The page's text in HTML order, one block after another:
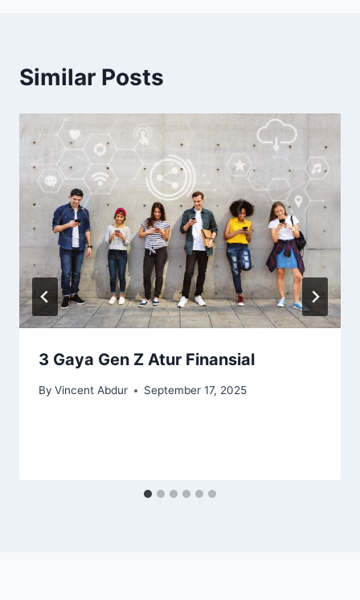
Similar Posts
3 Gaya Gen Z Atur Finansial
By Vincent Abdur September 17, 2025